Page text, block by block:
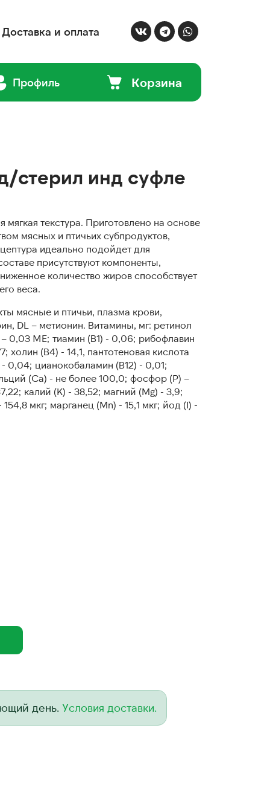
Доставка и оплата
Профиль Корзина
стерил инд суфле
мягкая текстура. Приготовлено на основе
мясных и птичьих субпродуктов,
идеально подойдет для
присутствуют компоненты,
количество жиров способствует
веса.
мясные и птичьи, плазма крови,
DL – метионин. Витамины, мг: ретинол
0,03 МЕ; тиамин (В1) - 0,06; рибофлавин
холин (В4) - 14,1, пантотеновая кислота
0,04; цианокобаламин (В12) - 0,01;
(Са) - не более 100,0; фосфор (Р) –
калий (K) - 38,52; магний (Mg) - 3,9;
мкг; марганец (Mn) - 15,1 мкг; йод (I) -
день. Условия доставки.